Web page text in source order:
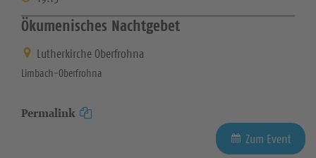
Ökumenisches Nachtgebet
Lutherkirche Oberfrohna
Limbach-Oberfrohna
Permalink
Zum Event